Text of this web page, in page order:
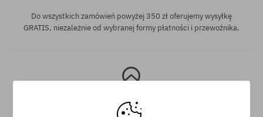
Do wszystkich zamówień powyżej 350 zł oferujemy wysyłkę
GRATIS, niezależnie od wybranej formy płatności i przewoźnika.